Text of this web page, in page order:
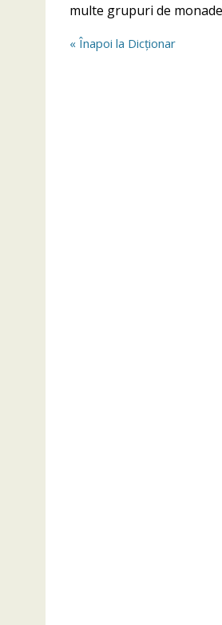
multe grupuri de
« Înapoi la Dicționar